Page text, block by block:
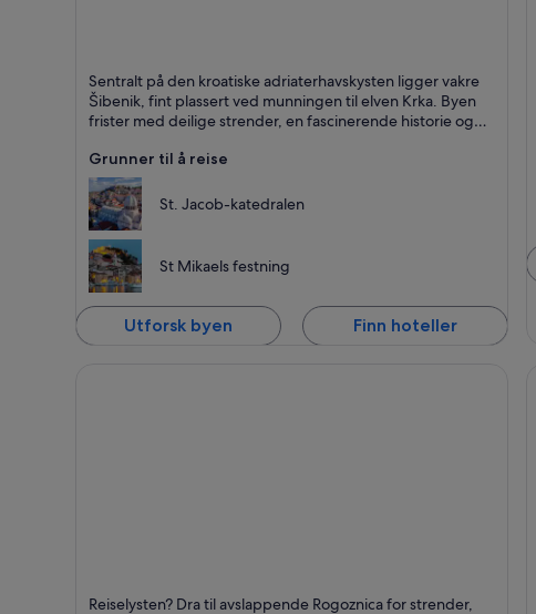
Sibenik
Kjent for Svømming, På UNESCOs verdensarvliste og
Dyrehage
Sentralt på den kroatiske adriaterhavskysten ligger vakre
Šibenik, fint plassert ved munningen til elven Krka. Byen
frister med deilige strender, en fascinerende historie og
Grunner til å reise
St. Jacob-katedralen
St Mikaels festning
Utforsk byen Finn hoteller
Reiselysten? Dra til avslappende Rogoznica for strender,